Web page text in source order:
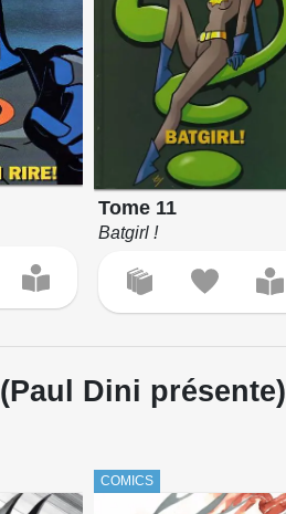
Tome 11
Batgirl !
(Paul Dini présente)
COMICS